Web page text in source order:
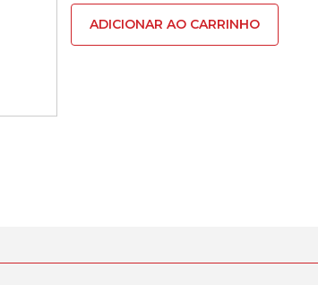
Samsung
Galaxy
ADICIONAR AO CARRINHO